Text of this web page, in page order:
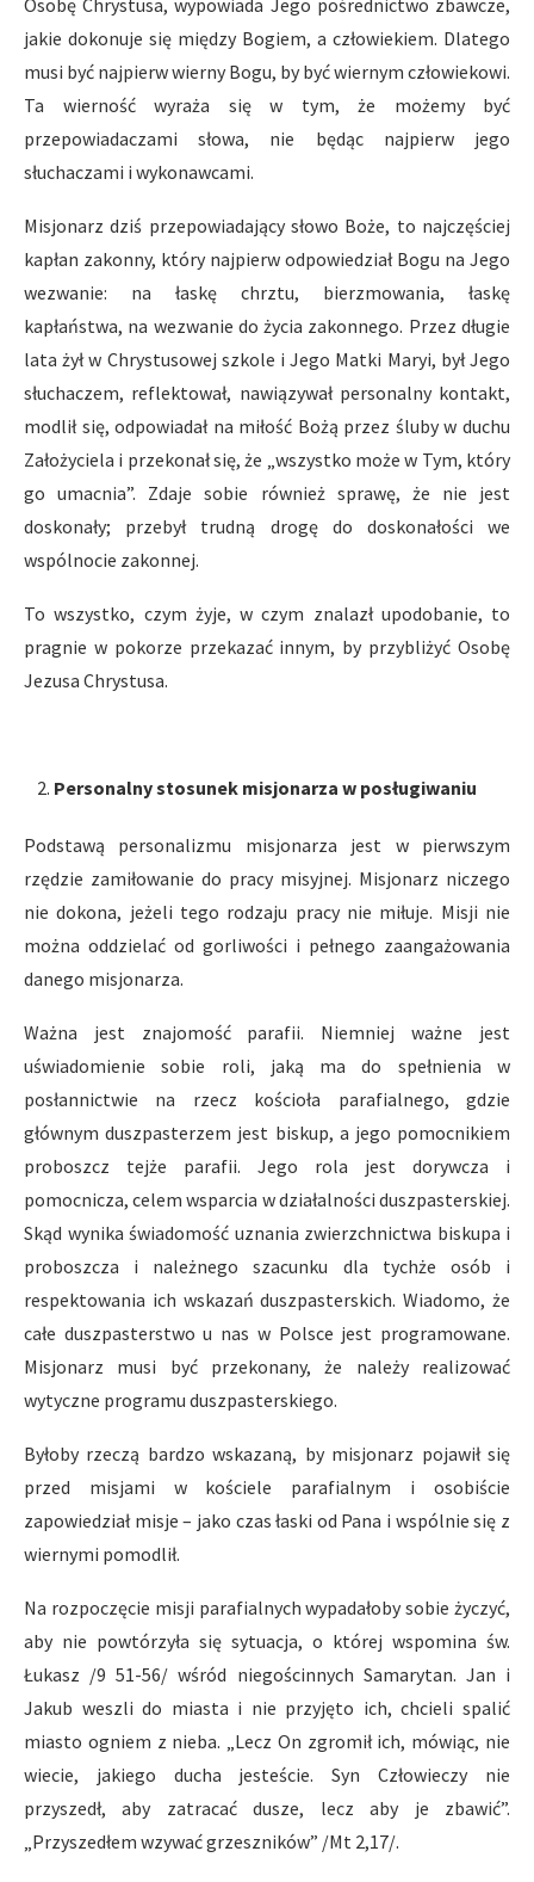
Osobę Chrystusa, wypowiada Jego pośrednictwo zbawcze,
jakie dokonuje się między Bogiem, a człowiekiem. Dlatego
musi być najpierw wierny Bogu, by być wiernym człowiekowi.
Ta wierność wyraża się w tym, że możemy być
przepowiadaczami słowa, nie będąc najpierw jego
słuchaczami i wykonawcami.
Misjonarz dziś przepowiadający słowo Boże, to najczęściej
kapłan zakonny, który najpierw odpowiedział Bogu na Jego
wezwanie: na łaskę chrztu, bierzmowania, łaskę
kapłaństwa, na wezwanie do życia zakonnego. Przez długie
lata żył w Chrystusowej szkole i Jego Matki Maryi, był Jego
słuchaczem, reflektował, nawiązywał personalny kontakt,
modlił się, odpowiadał na miłość Bożą przez śluby w duchu
Założyciela i przekonał się, że „wszystko może w Tym, który
go umacnia”. Zdaje sobie również sprawę, że nie jest
doskonały; przebył trudną drogę do doskonałości we
wspólnocie zakonnej.
To wszystko, czym żyje, w czym znalazł upodobanie, to
pragnie w pokorze przekazać innym, by przybliżyć Osobę
Jezusa Chrystusa.
Personalny stosunek misjonarza w posługiwaniu
Podstawą personalizmu misjonarza jest w pierwszym
rzędzie zamiłowanie do pracy misyjnej. Misjonarz niczego
nie dokona, jeżeli tego rodzaju pracy nie miłuje. Misji nie
można oddzielać od gorliwości i pełnego zaangażowania
danego misjonarza.
Ważna jest znajomość parafii. Niemniej ważne jest
uświadomienie sobie roli, jaką ma do spełnienia w
posłannictwie na rzecz kościoła parafialnego, gdzie
głównym duszpasterzem jest biskup, a jego pomocnikiem
proboszcz tejże parafii. Jego rola jest dorywcza i
pomocnicza, celem wsparcia w działalności duszpasterskiej.
Skąd wynika świadomość uznania zwierzchnictwa biskupa i
proboszcza i należnego szacunku dla tychże osób i
respektowania ich wskazań duszpasterskich. Wiadomo, że
całe duszpasterstwo u nas w Polsce jest programowane.
Misjonarz musi być przekonany, że należy realizować
wytyczne programu duszpasterskiego.
Byłoby rzeczą bardzo wskazaną, by misjonarz pojawił się
przed misjami w kościele parafialnym i osobiście
zapowiedział misje – jako czas łaski od Pana i wspólnie się z
wiernymi pomodlił.
Na rozpoczęcie misji parafialnych wypadałoby sobie życzyć,
aby nie powtórzyła się sytuacja, o której wspomina św.
Łukasz /9 51-56/ wśród niegościnnych Samarytan. Jan i
Jakub weszli do miasta i nie przyjęto ich, chcieli spalić
miasto ogniem z nieba. „Lecz On zgromił ich, mówiąc, nie
wiecie, jakiego ducha jesteście. Syn Człowieczy nie
przyszedł, aby zatracać dusze, lecz aby je zbawić”.
„Przyszedłem wzywać grzeszników” /Mt 2,17/.